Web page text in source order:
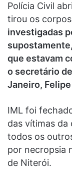
Polícia Civil
tirou os
investigadas
que estavam
o secretário
Janeiro, Felipe
IML foi
das vítimas da
todos os
por necropsia
de Niterói.